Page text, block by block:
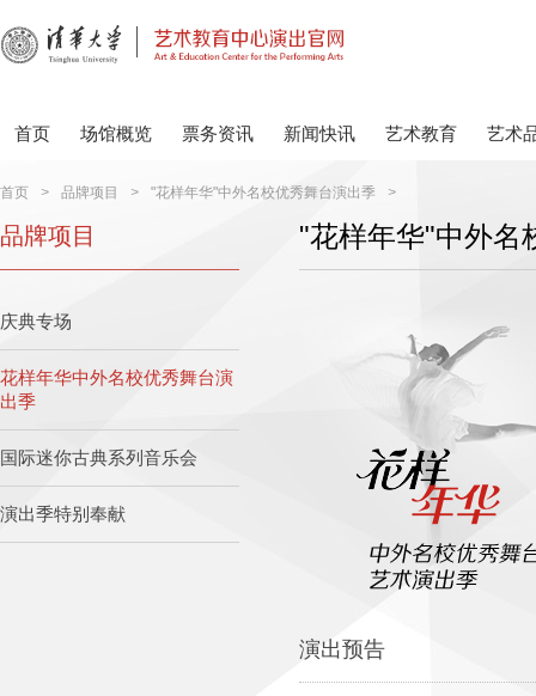
首页 场馆概览 票务资讯 新闻快讯 艺术教育 艺术
首页 > 品牌项目 > "花样年华"中外名校优秀舞台演出季 >
品牌项目
庆典专场
花样年华中外名校优秀舞台演
出季
国际迷你古典系列音乐会
演出季特别奉献
"花样年华"中外名
演出预告